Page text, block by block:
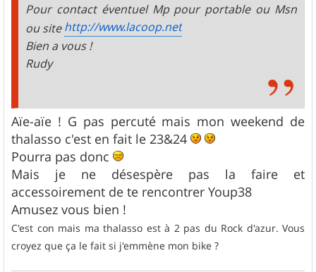
Pour contact éventuel Mp pour portable ou Msn
ou sitehttp://www.lacoop.net
Bien a vous !
Rudy
Aïe-aïe ! G pas percuté mais mon weekend de
thalasso c'est en fait le 23&24
Pourra pas donc
Mais je ne désespère pas la faire et
accessoirement de te rencontrer Youp38
Amusez vous bien !
C'est con mais ma thalasso est à 2 pas du Rock d'azur. Vous
croyez que ça le fait si j'emmène mon bike ?